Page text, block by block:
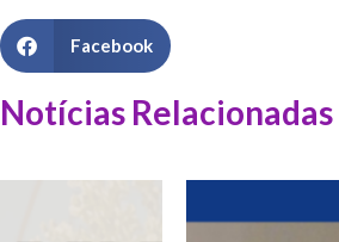
Facebook
Notícias Relacionadas